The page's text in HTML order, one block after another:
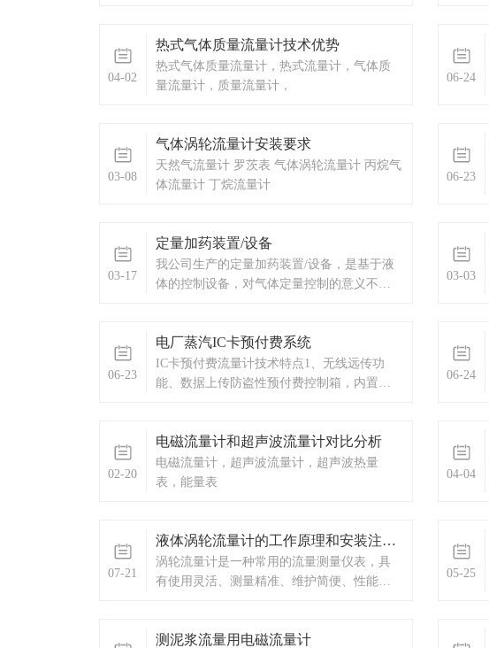
04-02
热式气体质量流量计技术优势
热式气体质量流量计，热式流量计，气体质
量流量计，质量流量计，
06-24
03-08
气体涡轮流量计安装要求
天然气流量计 罗茨表 气体涡轮流量计 丙烷气
体流量计 丁烷流量计
06-23
03-17
定量加药装置/设备
我公司生产的定量加药装置/设备，是基于液
体的控制设备，对气体定量控制的意义不
态选择何种传感器，一般为液体涡轮流量
计，椭圆齿轮流量计，液体腰轮流量计，电
磁流量计，涡街流量计等。用
03-03
06-23
电厂蒸汽IC卡预付费系统
IC卡预付费流量计技术特点1、无线远传功
能、数据上传防盗性预付费控制箱，内置
余额、阀门开度、箱门开闭状态等信息上传
到监控室的电脑。
06-24
02-20
电磁流量计和超声波流量计对比分析
电磁流量计，超声波流量计，超声波热量
表，能量表
04-04
07-21
液体涡轮流量计的工作原理和安装注意事项
涡轮流量计是一种常用的流量测量仪表，具
有使用灵活、测量精准、维护简便、性能稳
05-25
测泥浆流量用电磁流量计